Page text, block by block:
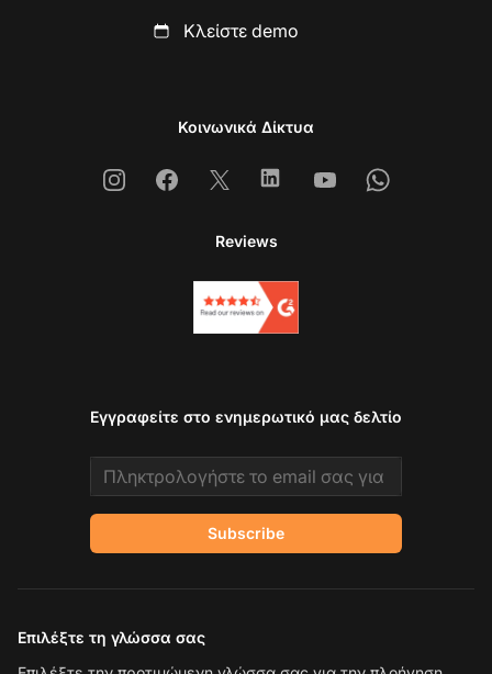
Κλείστε demo
Κοινωνικά Δίκτυα
InstagramFacebook
X LinkedinYoutubeWhatsapp
Reviews
Εγγραφείτε στο ενημερωτικό μας δελτίο
Email address
Subscribe
Επιλέξτε τη γλώσσα σας